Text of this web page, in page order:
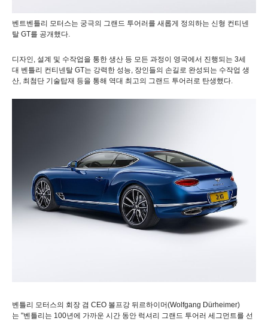
벤트벤틀리 모터스는 궁극의 그랜드 투어러를 새롭게 정의하는 신형 컨티넨
탈 GT를 공개했다
디자인 설계 및 수작업을 통한 생산 등 모든 과정이 영국에서 진행되는 3세
대 벤틀리 컨티넨탈 GT는 강력한 성능 장인들의 손길로 완성되는 수작업 생
산 최첨단 기술탑재 등을 통해 역대 최고의 그랜드 투어러로 탄생했다
벤틀리 모터스의 회장 겸 CEO 볼프강 뒤르하이머(Wolfgang Dürheimer)
는 "벤틀리는 100년에 가까운 시간 동안 럭셔리 그랜드 투어러 세그먼트를 선